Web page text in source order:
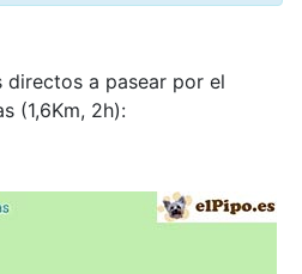
directos a pasear por el
(1,6Km, 2h):